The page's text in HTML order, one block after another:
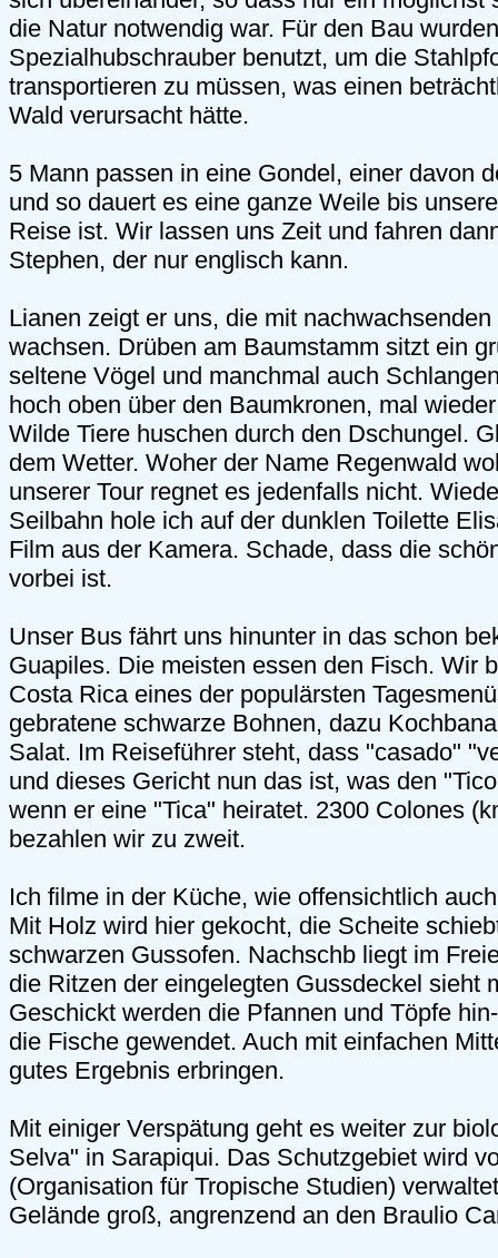
die Natur notwendig war. Für den Bau wurden
Spezialhubschrauber benutzt, um die
transportieren zu müssen, was einen
Wald verursacht hätte.
5 Mann passen in eine Gondel, einer davon
und so dauert es eine ganze Weile bis
Reise ist. Wir lassen uns Zeit und fahren
Stephen, der nur englisch kann.
Lianen zeigt er uns, die mit
wachsen. Drüben am Baumstamm sitzt ein
seltene Vögel und manchmal auch
hoch oben über den Baumkronen, mal
Wilde Tiere huschen durch den Dschungel.
dem Wetter. Woher der Name Regenwald
unserer Tour regnet es jedenfalls nicht.
Seilbahn hole ich auf der dunklen Toilette
Film aus der Kamera. Schade, dass die
vorbei ist.
Unser Bus fährt uns hinunter in das schon
Guapiles. Die meisten essen den Fisch. Wir
Costa Rica eines der populärsten
gebratene schwarze Bohnen, dazu
Salat. Im Reiseführer steht, dass "casado"
und dieses Gericht nun das ist, was den
wenn er eine "Tica" heiratet. 2300 Colones
bezahlen wir zu zweit.
Ich filme in der Küche, wie offensichtlich
Mit Holz wird hier gekocht, die Scheite
schwarzen Gussofen. Nachschb liegt im
die Ritzen der eingelegten Gussdeckel sieht
Geschickt werden die Pfannen und Töpfe
die Fische gewendet. Auch mit einfachen
gutes Ergebnis erbringen.
Mit einiger Verspätung geht es weiter zur
Selva" in Sarapiqui. Das Schutzgebiet wird
(Organisation für Tropische Studien)
Gelände groß, angrenzend an den Braulio